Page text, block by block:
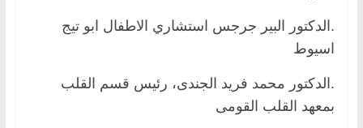
.الدكتور البير جرجس استشاري الاطفال ابو تيج
اسيوط
.الدكتور محمد فريد الجندى، رئيس قسم القلب
بمعهد القلب القومى